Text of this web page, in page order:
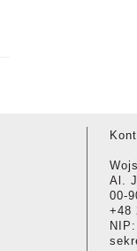
Al.
00-
+48